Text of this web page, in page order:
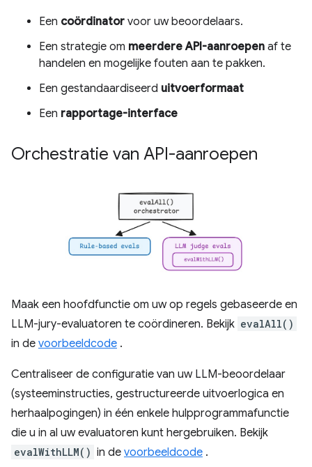
Een coördinator voor uw beoordelaars.
Een strategie om meerdere API-aanroepen af ​​te
handelen en mogelijke fouten aan te pakken.
Een gestandaardiseerd uitvoerformaat
Een rapportage-interface
Orchestratie van API-aanroepen
Maak een hoofdfunctie om uw op regels gebaseerde en
LLM-jury-evaluatoren te coördineren. Bekijk evalAll()
in de voorbeeldcode .
Centraliseer de configuratie van uw LLM-beoordelaar
(systeeminstructies, gestructureerde uitvoerlogica en
herhaalpogingen) in één enkele hulpprogrammafunctie
die u in al uw evaluatoren kunt hergebruiken. Bekijk
evalWithLLM() in de voorbeeldcode .